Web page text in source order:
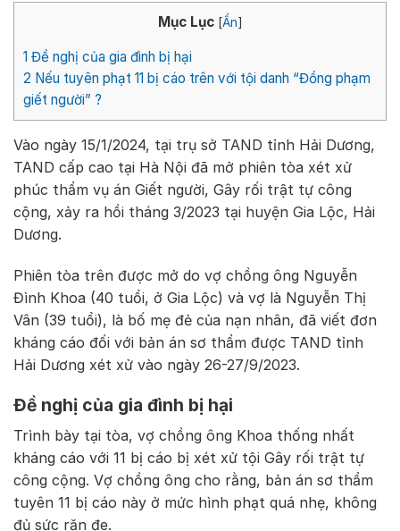
Mục Lục [Ẩn]
1 Đề nghị của gia đình bị hại
2 Nếu tuyên phạt 11 bị cáo trên với tội danh “Đồng phạm
giết người” ?
Vào ngày 15/1/2024, tại trụ sở TAND tỉnh Hải Dương,
TAND cấp cao tại Hà Nội đã mở phiên tòa xét xử
phúc thẩm vụ án Giết người, Gây rối trật tự công
cộng, xảy ra hồi tháng 3/2023 tại huyện Gia Lộc, Hải
Dương.
Phiên tòa trên được mở do vợ chồng ông Nguyễn
Đình Khoa (40 tuổi, ở Gia Lộc) và vợ là Nguyễn Thị
Vân (39 tuổi), là bố mẹ đẻ của nạn nhân, đã viết đơn
kháng cáo đối với bản án sơ thẩm được TAND tỉnh
Hải Dương xét xử vào ngày 26-27/9/2023.
Đề nghị của gia đình bị hại
Trình bày tại tòa, vợ chồng ông Khoa thống nhất
kháng cáo với 11 bị cáo bị xét xử tội Gây rối trật tự
công cộng. Vợ chồng ông cho rằng, bản án sơ thẩm
tuyên 11 bị cáo này ở mức hình phạt quá nhẹ, không
đủ sức răn đe.